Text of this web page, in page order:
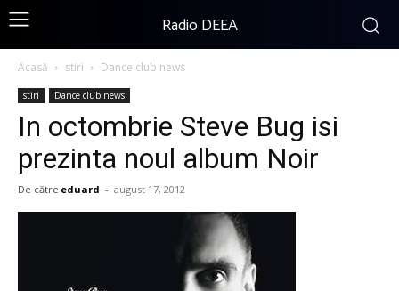
Radio DEEA
Acasă stiri Dance club news
stiri Dance club news
In octombrie Steve Bug isi
prezinta noul album Noir
De către eduard - august 17, 2012